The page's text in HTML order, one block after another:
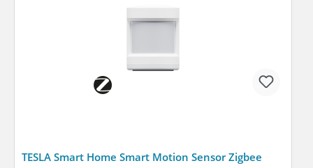
TESLA Smart Home Smart Motion Sensor Zigbee